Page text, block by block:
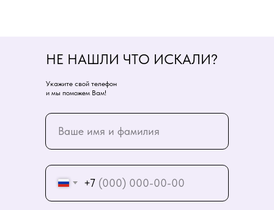
+7
НЕ НАШЛИ ЧТО ИСКАЛИ?
Укажите свой телефон
и мы поможем Вам!